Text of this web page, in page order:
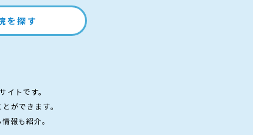
を探す
トです。
ができます。
報も紹介。